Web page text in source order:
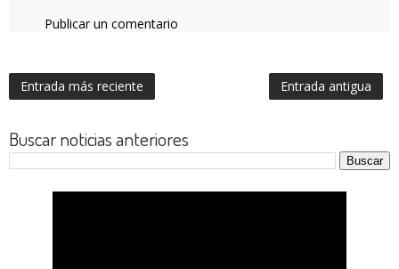
Publicar un comentario
Entrada más reciente Entrada antigua
Buscar noticias anteriores